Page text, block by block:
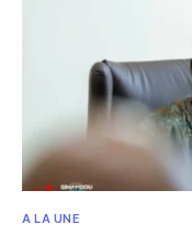
A LA UNE